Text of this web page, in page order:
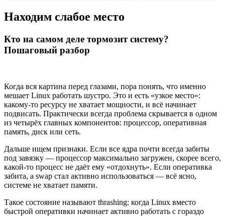
Находим слабое место
Кто на самом деле тормозит систему?
Пошаговый разбор
Когда вся картина перед глазами, пора понять, что именно
мешает Linux работать шустро. Это и есть «узкое место»:
какому-то ресурсу не хватает мощности, и всё начинает
подвисать. Практически всегда проблема скрывается в одном
из четырёх главных компонентов: процессор, оперативная
память, диск или сеть.
Дальше ищем признаки. Если все ядра почти всегда забиты
под завязку — процессор максимально загружен, скорее всего,
какой-то процесс не даёт ему «отдохнуть». Если оперативка
забита, а swap стал активно использоваться — всё ясно,
системе не хватает памяти.
Такое состояние называют thrashing: когда Linux вместо
быстрой оперативки начинает активно работать с гораздо